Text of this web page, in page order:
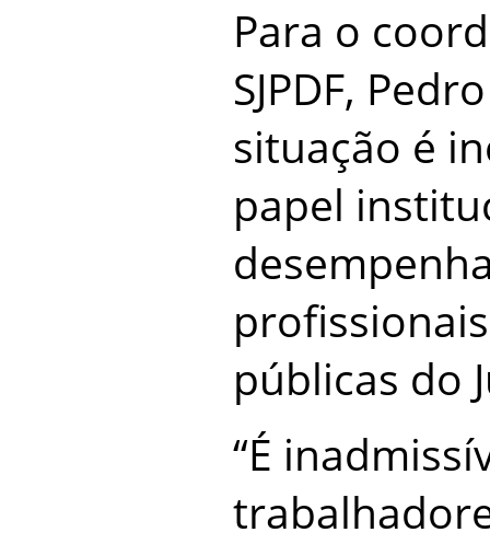
Para o
SJPDF,
situação é
papel
públicas do
“É